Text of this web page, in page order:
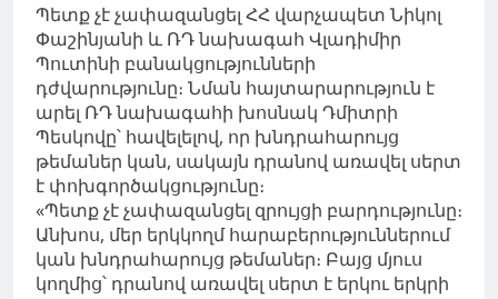
Պետք չէ չափազանցել ՀՀ վարչապետ Նիկոլ
Փաշինյանի և ՌԴ նախագահ Վլադիմիր
Պուտինի բանակցությունների
դժվարությունը։ Նման հայտարարություն է
արել ՌԴ նախագահի խոսնակ Դմիտրի
Պեսկովը՝ հավելելով, որ խնդրահարույց
թեմաներ կան, սակայն դրանով առավել սերտ
է փոխգործակցությունը։
«Պետք չէ չափազանցել զրույցի բարդությունը։
Անխոս, մեր երկկողմ հարաբերություններում
կան խնդրահարույց թեմաներ։ Բայց մյուս
կողմից՝ դրանով առավել սերտ է երկու երկրի